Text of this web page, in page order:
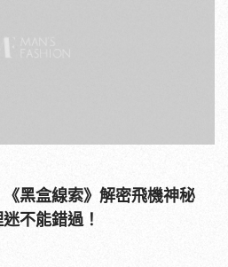
黑盒線索》解密飛機神秘
不能錯過！